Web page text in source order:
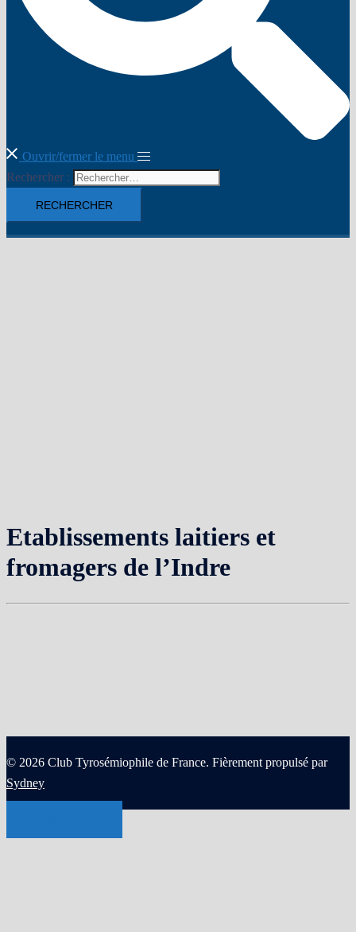
Ouvrir/fermer le menu
Rechercher :
Etablissements laitiers et
fromagers de l’Indre
© 2026 Club Tyrosémiophile de France. Fièrement propulsé par
Sydney